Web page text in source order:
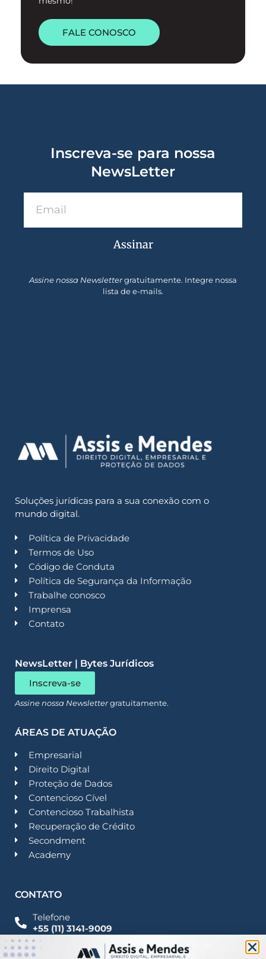
FALE CONOSCO
Inscreva-se para nossa
NewsLetter
Assinar
Assine nossa Newslettergratuitamente. Integre nossa
lista de e-mails.
Soluções jurídicas para a sua conexão com o
mundo digital.
Política de Privacidade
Termos de Uso
Código de Conduta
Política de Segurança da Informação
Trabalhe conosco
Imprensa
Contato
NewsLetter | Bytes Jurídicos
Inscreva-se
Assine nossa Newslettergratuitamente.
ÁREAS DE ATUAÇÃO
Empresarial
Direito Digital
Proteção de Dados
Contencioso Cível
Contencioso Trabalhista
Recuperação de Crédito
Secondment
Academy
CONTATO
Telefone
+55 (11) 3141-9009
Imprensa